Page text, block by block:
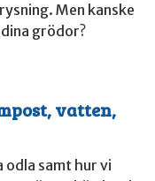
Men kanske
grödor?
vatten,
odla samt hur vi